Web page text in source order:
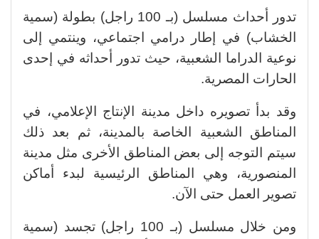
تدور أحداث مسلسل (بـ 100 راجل) بطولة (سمية
الخشاب) في إطار درامي اجتماعي، وينتمي إلى
نوعية الدراما الشعبية، حيث تدور أحداثه في إحدى
الحارات المصرية.
وقد بدأ تصويره داخل مدينة الإنتاج الإعلامي، في
المناطق الشعبية الخاصة بالمدينة، ثم بعد ذلك
سيتم التوجه إلى بعض المناطق الأخرى مثل مدينة
المنصورية، وهي المناطق الرئيسية لبدء أماكن
تصوير العمل حتى الآن.
ومن خلال مسلسل (بـ 100 راجل) تجسد (سمية